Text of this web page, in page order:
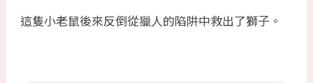
這隻小老鼠後來反倒從獵人的陷阱中救出了獅子。